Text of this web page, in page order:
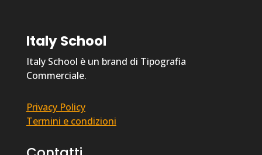
Italy School
Italy School è un brand di Tipografia
Commerciale.
Privacy Policy
Termini e condizioni